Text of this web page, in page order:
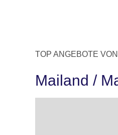
TOP ANGEBOTE
Mailand /